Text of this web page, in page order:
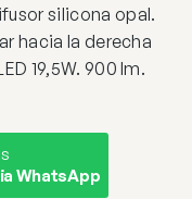
silicona opal.
hacia la derecha
19,5W. 900 lm.
WhatsApp